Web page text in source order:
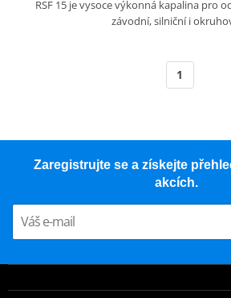
RSF 15 je vysoce výkonná kapalina pro
závodní, silniční i
1
Zaregistrujte se a získejte
akcích.